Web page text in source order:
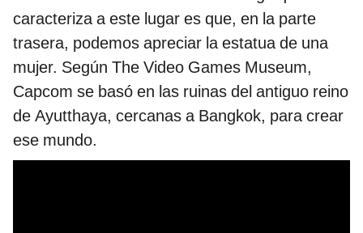
caracteriza a este lugar es que, en la parte
trasera, podemos apreciar la estatua de una
mujer. Según The Video Games Museum,
Capcom se basó en las ruinas del antiguo reino
de Ayutthaya, cercanas a Bangkok, para crear
ese mundo.